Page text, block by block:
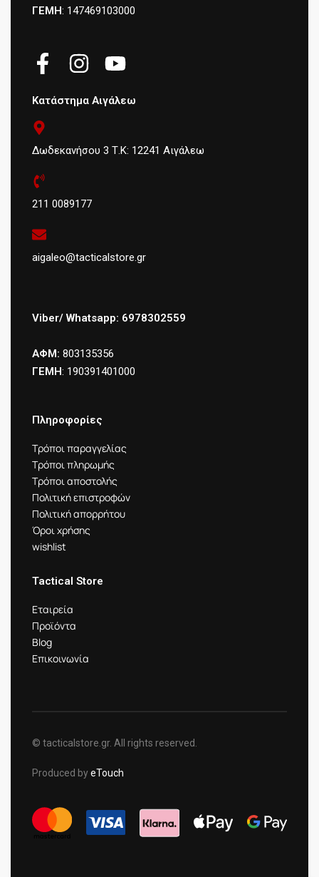
ΓΕΜΗ: 147469103000
Κατάστημα Αιγάλεω
Δωδεκανήσου 3 Τ.Κ: 12241 Αιγάλεω
211 0089177
aigaleo@tacticalstore.gr
Viber/ Whatsapp: 6978302559
ΑΦΜ: 803135356
ΓΕΜΗ: 190391401000
Πληροφορίες
Τρόποι παραγγελίας
Τρόποι πληρωμής
Τρόποι αποστολής
Πολιτική επιστροφών
Πολιτική απορρήτου
Όροι χρήσης
wishlist
Tactical Store
Εταιρεία
Προϊόντα
Blog
Επικοινωνία
© tacticalstore.gr. All rights reserved.
Produced byeTouch